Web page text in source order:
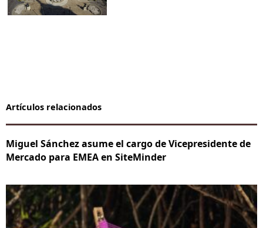
Artículos relacionados
Miguel Sánchez asume el cargo de Vicepresidente de
Mercado para EMEA en SiteMinder